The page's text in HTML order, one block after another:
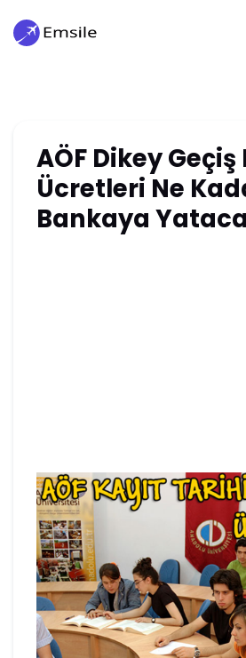
AÖF Dikey Geçiş
Ücretleri Ne
Bankaya